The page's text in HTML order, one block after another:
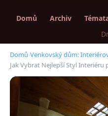
Domů Archiv
Domů›Venkovský dům:
Jak Vybrat Nejlepší Styl Interiéru